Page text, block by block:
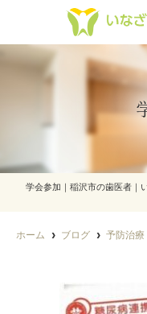
学会参加｜稲沢市の歯医者｜
ホーム ブログ 予防治療